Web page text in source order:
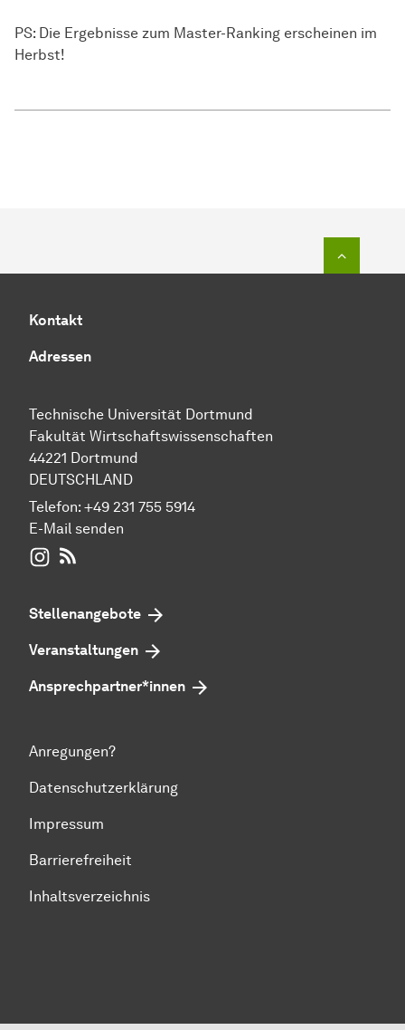
PS: Die Ergebnisse zum Master-Ranking erscheinen im
Herbst!
Kontakt
Adressen
Technische Universität Dortmund
Fakultät Wirtschaftswissenschaften
44221 Dortmund
DEUTSCHLAND
Telefon: +49 231 755 5914
E-Mail senden
WIWI auf Instagram
Stellenangebote
Veranstaltungen
Ansprechpartner*innen
Anregungen?
Datenschutzerklärung
Impressum
Barrierefreiheit
Inhaltsverzeichnis